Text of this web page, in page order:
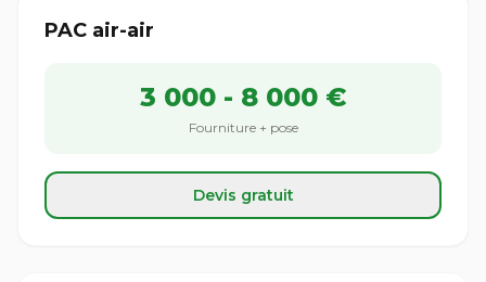
PAC air-air
3 000 - 8 000 €
Fourniture + pose
Devis gratuit